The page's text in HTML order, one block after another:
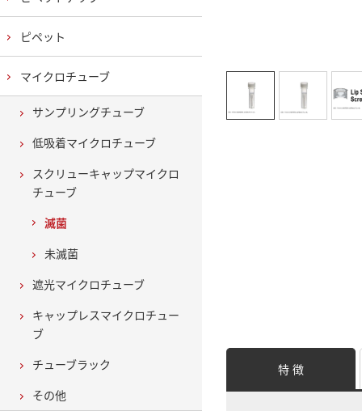
特 徴
ピペット
マイクロチューブ
サンプリングチューブ
低吸着マイクロチューブ
スクリューキャップマイクロ
チューブ
滅菌
未滅菌
遮光マイクロチューブ
キャップレスマイクロチュー
ブ
チューブラック
その他